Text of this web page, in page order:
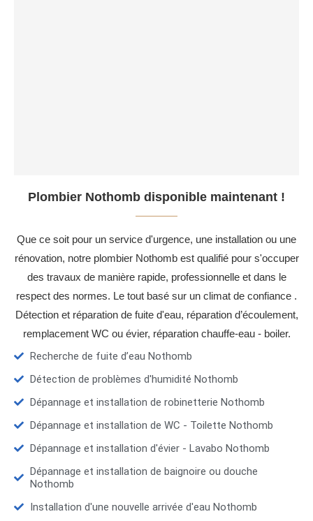
Plombier Nothomb disponible maintenant !
Que ce soit pour un service d'urgence, une installation ou une
rénovation, notre plombier Nothomb est qualifié pour s'occuper
des travaux de manière rapide, professionnelle et dans le
respect des normes. Le tout basé sur un climat de confiance .
Détection et réparation de fuite d'eau, réparation d’écoulement,
remplacement WC ou évier, réparation chauffe-eau - boiler.
Recherche de fuite d’eau Nothomb
Détection de problèmes d'humidité Nothomb
Dépannage et installation de robinetterie Nothomb
Dépannage et installation de WC - Toilette Nothomb
Dépannage et installation d'évier - Lavabo Nothomb
Dépannage et installation de baignoire ou douche
Nothomb
Installation d'une nouvelle arrivée d'eau Nothomb